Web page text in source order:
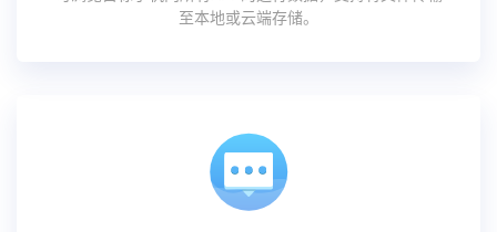
至本地或云端存储。